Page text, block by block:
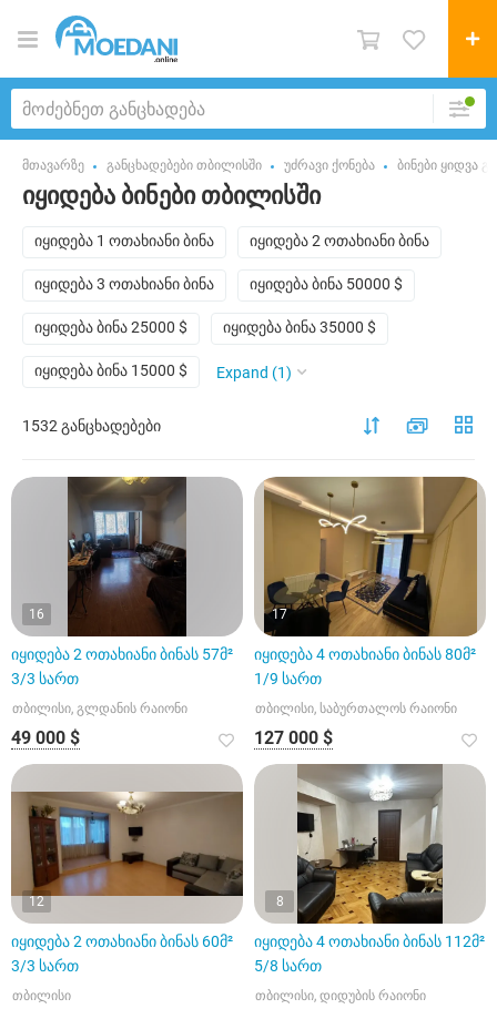
მთავარზე განცხადებები თბილისში უძრავი ქონება ბინები ყიდვა
იყიდება ბინები თბილისში
იყიდება 1 ოთახიანი ბინა იყიდება 2 ოთახიანი ბინა
იყიდება 3 ოთახიანი ბინა იყიდება ბინა 50000 $
იყიდება ბინა 25000 $ იყიდება ბინა 35000 $
იყიდება ბინა 15000 $ Expand (1)
1532 განცხადებები
16
იყიდება 2 ოთახიანი ბინას 57მ²
3/3 სართ
თბილისი, გლდანის რაიონი
49 000 $
17
იყიდება 4 ოთახიანი ბინას 80მ²
1/9 სართ
თბილისი, საბურთალოს რაიონი
127 000 $
12
იყიდება 2 ოთახიანი ბინას 60მ²
3/3 სართ
თბილისი
8
იყიდება 4 ოთახიანი ბინას 112მ²
5/8 სართ
თბილისი, დიდუბის რაიონი